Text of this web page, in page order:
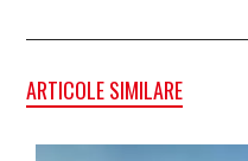
ARTICOLE SIMILARE